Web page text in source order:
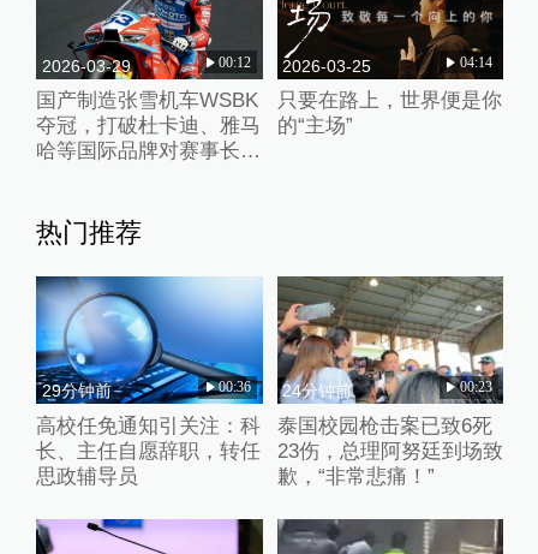
2026-03-29 00:12
国产制造张雪机车WSBK
夺冠，打破杜卡迪、雅马
哈等国际品牌对赛事长期
2026-03-25 04:14
只要在路上，世界便是你
的“主场”
热门推荐
29分钟前 00:36
高校任免通知引关注：科
长、主任自愿辞职，转任
思政辅导员
24分钟前 00:23
泰国校园枪击案已致6死
23伤，总理阿努廷到场致
歉，“非常悲痛！”